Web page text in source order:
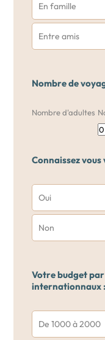
En famille
Entre amis
Nombre de
Nombre d'adultes
Connaissez vous
Oui
Non
Votre budget
internationnaux :
De 1000 à 2000